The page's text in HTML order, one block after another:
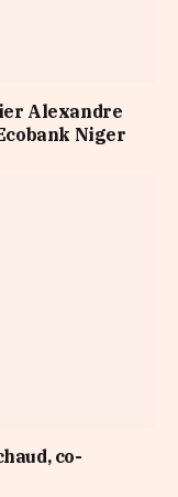
Alexandre
Niger
co-